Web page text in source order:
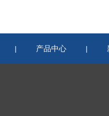
| 产品中心 |